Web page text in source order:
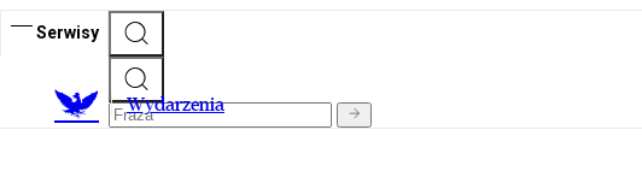
Serwisy
Wydarzenia